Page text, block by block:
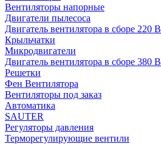
Вентиляторы напорные
Двигатели пылесоса
Двигатель вентилятора в сборе 220 В
Крыльчатки
Микродвигатели
Двигатель вентилятора в сборе 380 В
Решетки
Фен Вентилятора
Вентиляторы под заказ
Автоматика
SAUTER
Регуляторы давления
Терморегулирующие вентили